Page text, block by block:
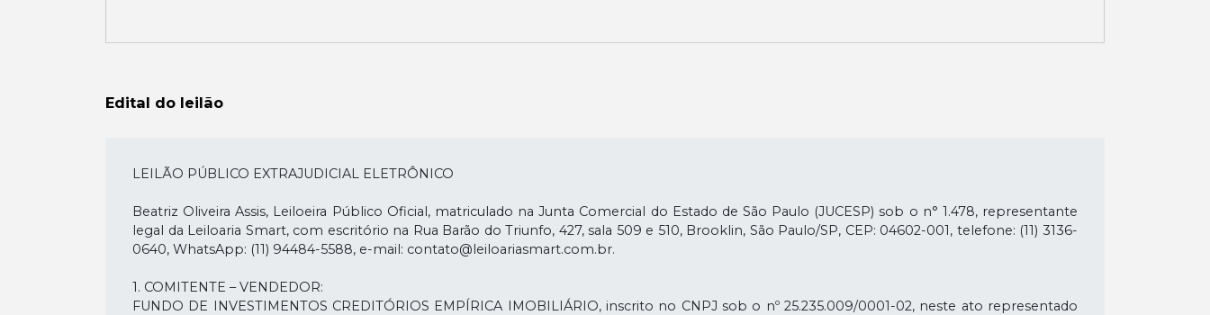
Edital do leilão
LEILÃO PÚBLICO EXTRAJUDICIAL ELETRÔNICO
Beatriz Oliveira Assis, Leiloeira Público Oficial, matriculado na Junta Comercial do Estado de São Paulo (JUCESP) sob o n° 1.478, representante
legal da Leiloaria Smart, com escritório na Rua Barão do Triunfo, 427, sala 509 e 510, Brooklin, São Paulo/SP, CEP: 04602-001, telefone: (11) 3136-
0640, WhatsApp: (11) 94484-5588, e-mail: contato@leiloariasmart.com.br.
1. COMITENTE – VENDEDOR:
FUNDO DE INVESTIMENTOS CREDITÓRIOS EMPÍRICA IMOBILIÁRIO, inscrito no CNPJ sob o nº 25.235.009/0001-02, neste ato representado